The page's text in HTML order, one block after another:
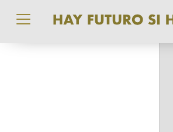
Pasar al contenido principal